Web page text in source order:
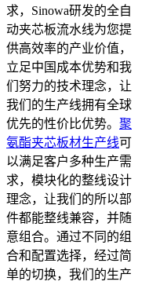
求，Sinowa研发的全自
动夹芯板流水线为您提
供高效率的产业价值，
立足中国成本优势和我
们努力的技术理念，让
我们的生产线拥有全球
优先的性价比优势。 聚
氨酯夹芯板材生产线可
以满足客户多种生产需
求，模块化的整线设计
理念，让我们的所以部
件都能整线兼容，并随
意组合。通过不同的组
合和配置选择，经过简
单的切换，我们的生产